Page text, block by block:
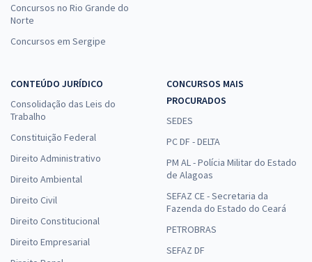
Concursos no Rio Grande do
Norte
Concursos em Sergipe
CONTEÚDO JURÍDICO
Consolidação das Leis do
Trabalho
Constituição Federal
Direito Administrativo
Direito Ambiental
Direito Civil
Direito Constitucional
Direito Empresarial
CONCURSOS MAIS
PROCURADOS
SEDES
PC DF - DELTA
PM AL - Polícia Militar do Estado
de Alagoas
SEFAZ CE - Secretaria da
Fazenda do Estado do Ceará
PETROBRAS
SEFAZ DF